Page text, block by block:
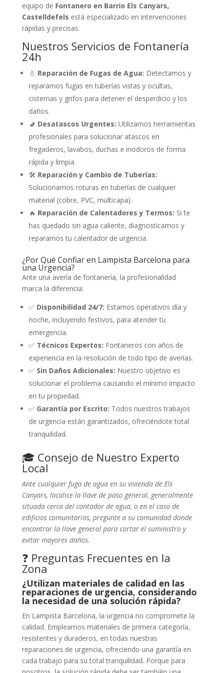
equipo de Fontanero en Barrio Els Canyars,
Castelldefels está especializado en intervenciones
rápidas y precisas.
Nuestros Servicios de Fontanería
24h
💧 Reparación de Fugas de Agua: Detectamos y
reparamos fugas en tuberías vistas y ocultas,
cisternas y grifos para detener el desperdicio y los
daños.
🚽 Desatascos Urgentes: Utilizamos herramientas
profesionales para solucionar atascos en
fregaderos, lavabos, duchas e inodoros de forma
rápida y limpia.
🛠️ Reparación y Cambio de Tuberías:
Solucionamos roturas en tuberías de cualquier
material (cobre, PVC, multicapa).
🔥 Reparación de Calentadores y Termos: Si te
has quedado sin agua caliente, diagnosticamos y
reparamos tu calentador de urgencia.
¿Por Qué Confiar en Lampista Barcelona para
una Urgencia?
Ante una avería de fontanería, la profesionalidad
marca la diferencia:
✅ Disponibilidad 24/7: Estamos operativos día y
noche, incluyendo festivos, para atender tu
emergencia.
✅ Técnicos Expertos: Fontaneros con años de
experiencia en la resolución de todo tipo de averías.
✅ Sin Daños Adicionales: Nuestro objetivo es
solucionar el problema causando el mínimo impacto
en tu propiedad.
✅ Garantía por Escrito: Todos nuestros trabajos
de urgencia están garantizados, ofreciéndote total
tranquilidad.
🎓 Consejo de Nuestro Experto
Local
Ante cualquier fuga de agua en su vivienda de Els
Canyars, localice la llave de paso general, generalmente
situada cerca del contador de agua, o en el caso de
edificios comunitarios, pregunte a su comunidad donde
encontrar la llave general para cortar el suministro y
evitar mayores daños.
❓ Preguntas Frecuentes en la
Zona
¿Utilizan materiales de calidad en las
reparaciones de urgencia, considerando
la necesidad de una solución rápida?
En Lampista Barcelona, la urgencia no compromete la
calidad. Empleamos materiales de primera categoría,
resistentes y duraderos, en todas nuestras
reparaciones de urgencia, ofreciendo una garantía en
cada trabajo para su total tranquilidad. Porque para